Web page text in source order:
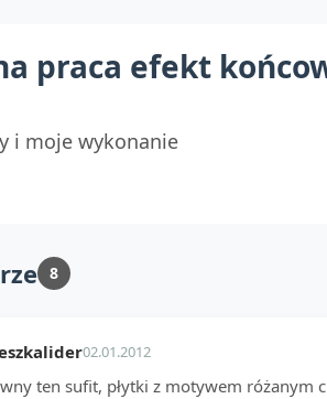
praca efekt
i moje wykonanie
8
02.01.2012
ten sufit, płytki z motywem różanym